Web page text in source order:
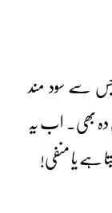
جس سے سود مند
دہ بھی۔ اب یہ
ہے یا منفی!